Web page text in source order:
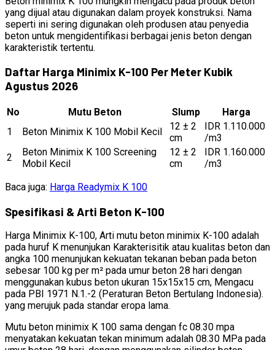
yang dijual atau digunakan dalam proyek konstruksi. Nama
seperti ini sering digunakan oleh produsen atau penyedia
beton untuk mengidentifikasi berbagai jenis beton dengan
karakteristik tertentu.
Daftar Harga Minimix K-100 Per Meter Kubik
Agustus 2026
No Mutu Beton Slump
Harga
1
Beton Minimix K 100 Mobil Kecil
12 ± 2
cm
IDR 1.110.000
/m3
2
Beton Minimix K 100 Screening
Mobil Kecil
12 ± 2
cm
IDR 1.160.000
/m3
Baca juga: Harga Readymix K 100
Spesifikasi & Arti Beton K-100
Harga Minimix K-100, Arti mutu beton minimix K-100 adalah
pada huruf K menunjukan Karakterisitik atau kualitas beton dan
angka 100 menunjukan kekuatan tekanan beban pada beton
sebesar 100 kg per m² pada umur beton 28 hari dengan
menggunakan kubus beton ukuran 15x15x15 cm, Mengacu
pada PBI 1971 N.1.-2 (Peraturan Beton Bertulang Indonesia).
yang merujuk pada standar eropa lama.
Mutu beton minimix K 100 sama dengan fc 08.30 mpa
menyatakan kekuatan tekan minimum adalah 08.30 MPa pada